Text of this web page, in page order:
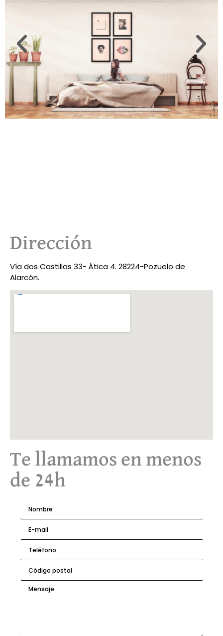
Dirección
Vía dos Castillas 33- Ática 4. 28224-Pozuelo de
Alarcón.
Te llamamos en menos
de 24h